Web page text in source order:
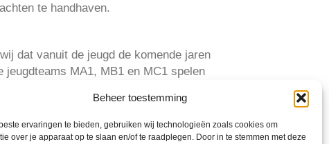
Beheer toestemming
ervaringen te bieden, gebruiken wij technologieën zoals cookies om
over je apparaat op te slaan en/of te raadplegen. Door in te stemmen met deze
te handhaven.
dat vanuit de jeugd de komende jaren
MA1, MB1 en MC1 spelen
seizoen. Natuurlijk zijn
Blok,